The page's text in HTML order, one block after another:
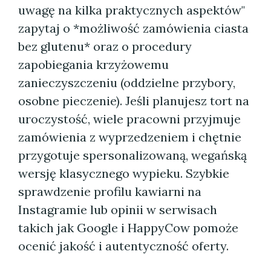
uwagę na kilka praktycznych aspektów"
zapytaj o *możliwość zamówienia ciasta
bez glutenu* oraz o procedury
zapobiegania krzyżowemu
zanieczyszczeniu (oddzielne przybory,
osobne pieczenie). Jeśli planujesz tort na
uroczystość, wiele pracowni przyjmuje
zamówienia z wyprzedzeniem i chętnie
przygotuje spersonalizowaną, wegańską
wersję klasycznego wypieku. Szybkie
sprawdzenie profilu kawiarni na
Instagramie lub opinii w serwisach
takich jak Google i HappyCow pomoże
ocenić jakość i autentyczność oferty.